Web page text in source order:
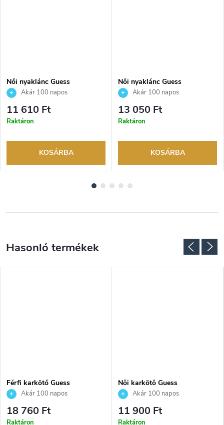
Női nyaklánc Guess
JUBN06047JWYGT
Akár 100 napos
visszaküldési lehetőség. Hivatalos
márkakereskedő.
11 610 Ft
Raktáron
KOSÁRBA
Női nyaklánc Guess
JUBN06016JWYGT
Akár 100 napos
visszaküldési lehetőség. Hivatalos
márkakereskedő.
13 050 Ft
Raktáron
KOSÁRBA
Férfi karkötő Guess
JUMB06034JWSTS
Akár 100 napos
visszaküldési lehetőség. Hivatalos
márkakereskedő.
18 760 Ft
Raktáron
Női karkötő Guess
JUBB06082JWYGS
Akár 100 napos
visszaküldési lehetőség. Hivatalos
márkakereskedő.
11 900 Ft
Raktáron